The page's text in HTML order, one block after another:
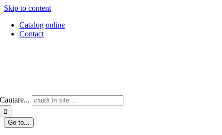
Skip to content
Catalog online
Contact
Cautare...
Go to...